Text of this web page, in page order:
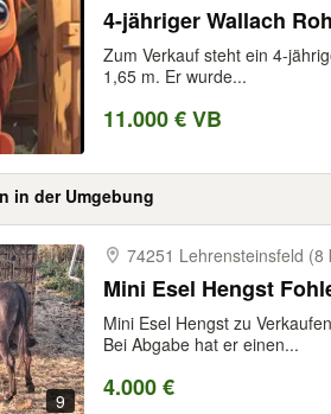
4-jähriger Wallach
Zum Verkauf steht ein 4-
1,65 m. Er wurde...
11.000 € VB
in der Umgebung
9
74251 Lehrensteinsfeld (8
Mini Esel Hengst
Mini Esel Hengst zu
Bei Abgabe hat er einen...
4.000 €